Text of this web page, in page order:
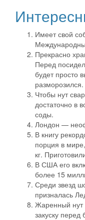
Имеет свой
Прекрасно
Перед
будет просто
Чтобы нут
достаточно в
соды.
Лондон —
В книгу
порция в
кг.
В США его
более 15
Среди звезд
призналась
Жаренный нут
закуску перед